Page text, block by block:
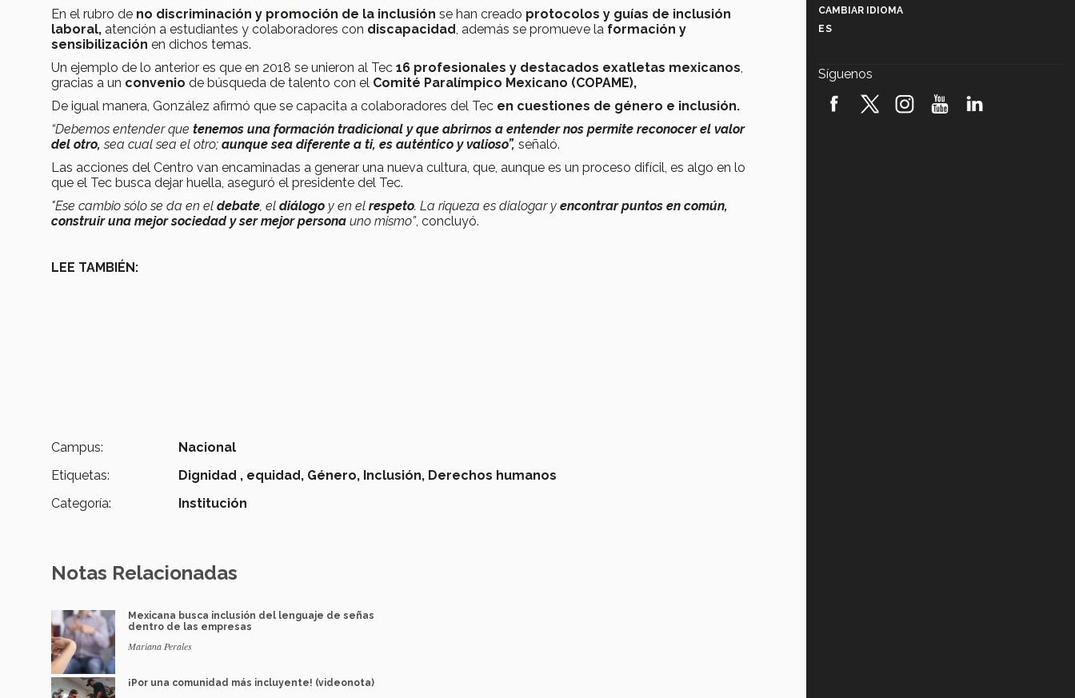
En el rubro de no discriminación y promoción de la inclusión se han creado protocolos y guías de inclusión
laboral, atención a estudiantes y colaboradores con discapacidad, además se promueve la formación y
sensibilización en dichos temas.
Un ejemplo de lo anterior es que en 2018 se unieron al Tec 16 profesionales y destacados exatletas mexicanos,
gracias a un convenio de búsqueda de talento con el Comité Paralímpico Mexicano (COPAME),
De igual manera, González afirmó que se capacita a colaboradores del Tec en cuestiones de género e inclusión.
“Debemos entender que tenemos una formación tradicional y que abrirnos a entender nos permite reconocer el valor
del otro, sea cual sea el otro; aunque sea diferente a ti, es auténtico y valioso”, señaló.
Las acciones del Centro van encaminadas a generar una nueva cultura, que, aunque es un proceso difícil, es algo en lo
que el Tec busca dejar huella, aseguró el presidente del Tec.
"Ese cambio sólo se da en el debate, el diálogo y en el respeto. La riqueza es dialogar y encontrar puntos en común,
construir una mejor sociedad y ser mejor persona uno mismo”, concluyó.
LEE TAMBIÉN:
Campus:
Nacional
Etiquetas:
Dignidad , equidad, Género, Inclusión, Derechos humanos
Categoría:
Institución
Notas Relacionadas
Mexicana busca inclusión del lenguaje de señas
dentro de las empresas
Mariana Perales
¡Por una comunidad más incluyente! (videonota)
robótica FIRST 2026! (video)
CAMBIAR IDIOMA
ES
Síguenos